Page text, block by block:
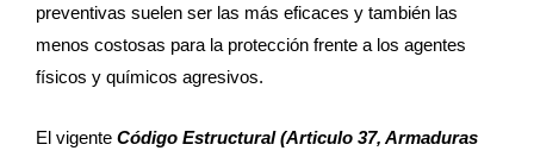
preventivas suelen ser las más eficaces y también las
menos costosas para la protección frente a los agentes
físicos y químicos agresivos.
El vigente Código Estructural (Articulo 37, Armaduras